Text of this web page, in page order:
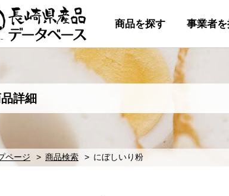
商品を探す 事業者
詳細
ページ 商品検索 にぼしいり粉